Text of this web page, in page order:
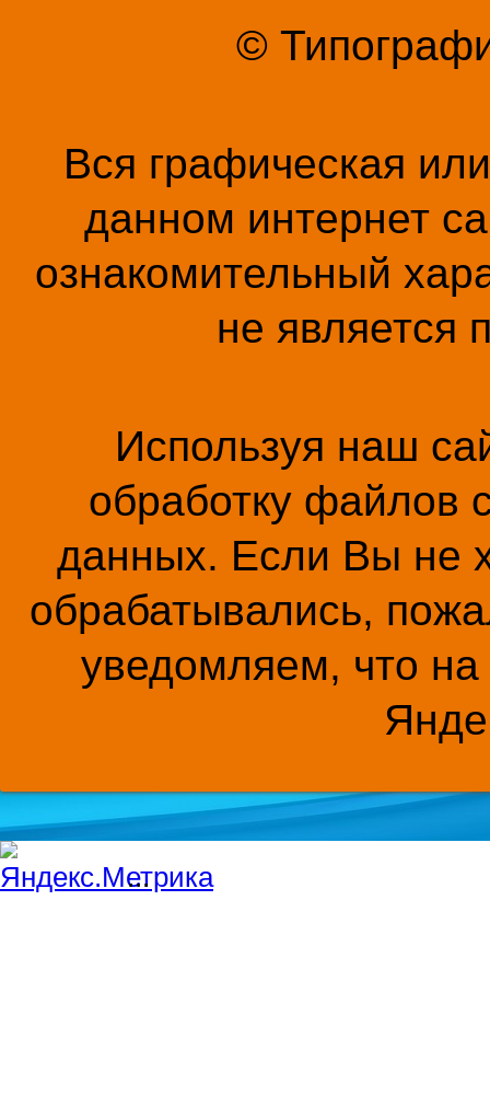
©
Вся графическая
данном интернет
ознакомительный
не является
Используя наш
обработку файлов
данных. Если Вы не
обрабатывались,
уведомляем, что на
...